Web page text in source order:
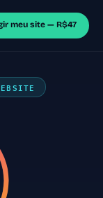
Sites Outras
meu site — R$47